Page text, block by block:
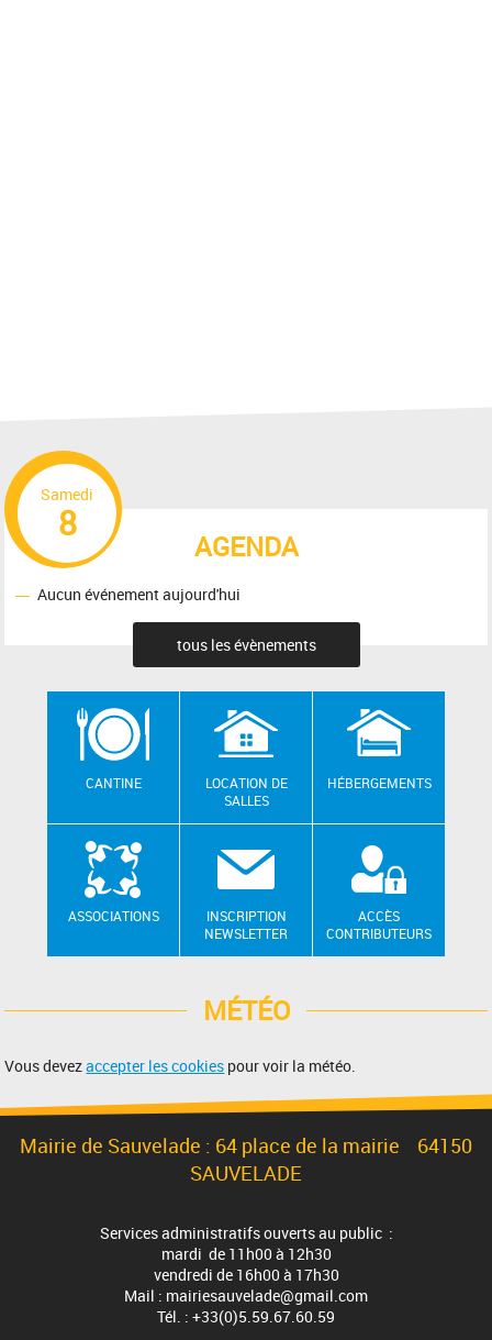
AGENDA
Samedi
8
Aucun événement aujourd'hui
tous les évènements
CANTINE
LOCATION DE
SALLES
HÉBERGEMENTS
ASSOCIATIONS
INSCRIPTION
NEWSLETTER
ACCÈS
CONTRIBUTEURS
MÉTÉO
Vous devezaccepter les cookies pour voir la météo.
Mairie de Sauvelade : 64 place de la mairie 64150
SAUVELADE
Services administratifs ouverts au public :
mardi de 11h00 à 12h30
vendredi de 16h00 à 17h30
Mail : mairiesauvelade@gmail.com
Tél. : +33(0)5.59.67.60.59